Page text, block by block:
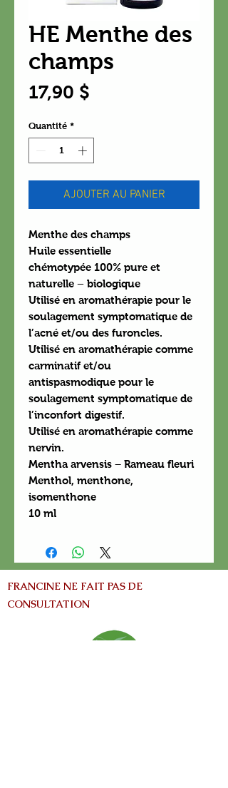
HE Menthe des
champs
17,90 $
Quantité *
AJOUTER AU PANIER
Menthe des champs
Huile essentielle
chémotypée 100% pure et
naturelle – biologique
Utilisé en aromathérapie pour le
soulagement symptomatique de
l’acné et/ou des furoncles.
Utilisé en aromathérapie comme
carminatif et/ou
antispasmodique pour le
soulagement symptomatique de
l’inconfort digestif.
Utilisé en aromathérapie comme
nervin.
Mentha arvensis − Rameau fleuri
Menthol, menthone,
isomenthone
10 ml
FRANCINE NE FAIT PAS DE
CONSULTATION